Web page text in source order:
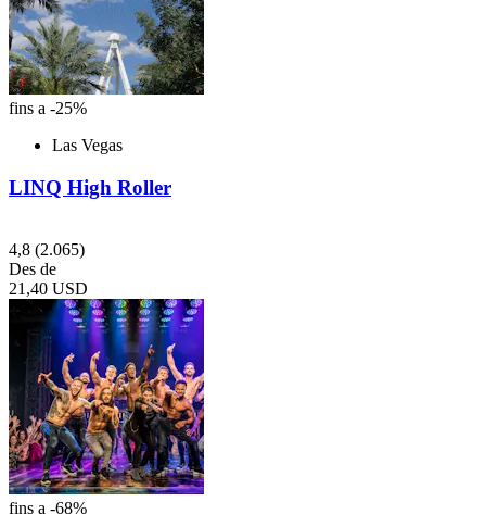
fins a -25%
Las Vegas
LINQ High Roller
4,8 (2.065)
Des de
21,40 USD
fins a -68%